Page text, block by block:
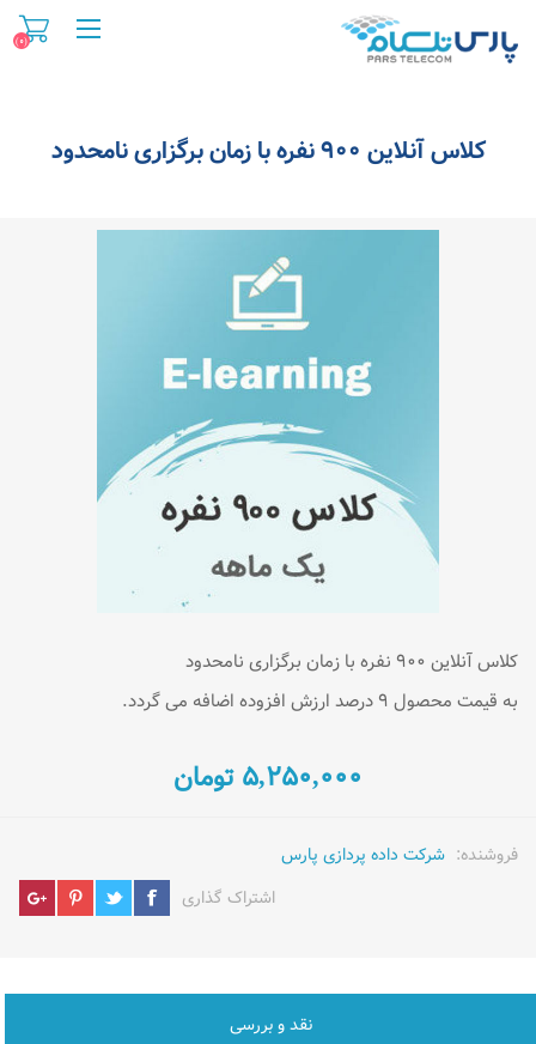
(۰)
کلاس آنلاین ۹۰۰ نفره با زمان برگزاری نامحدود
کلاس آنلاین ۹۰۰ نفره با زمان برگزاری نامحدود
به قیمت محصول ۹ درصد ارزش افزوده اضافه می گردد.
۵,۲۵۰,۰۰۰ تومان
فروشنده: شرکت داده پردازی پارس
اشتراک گذاری
نقد و بررسی